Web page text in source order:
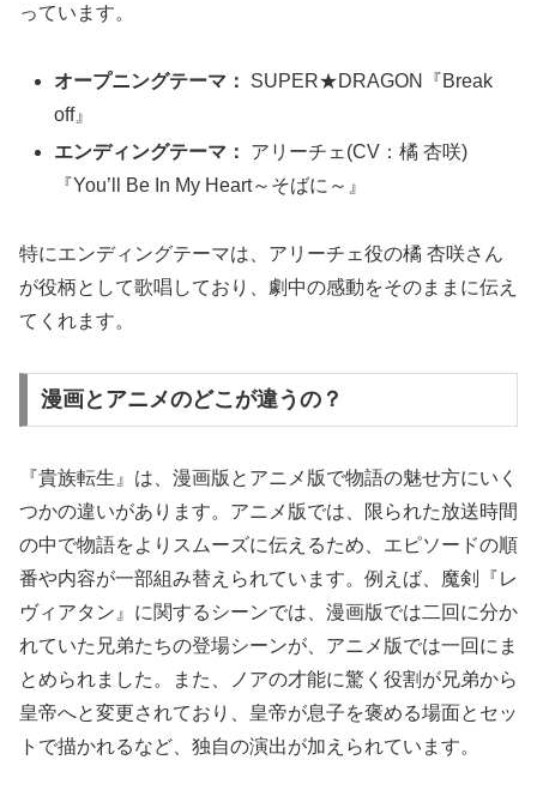
っています。
オープニングテーマ：
SUPER★DRAGON『Break
off』
エンディングテーマ：
アリーチェ(CV：橘 杏咲)
『You’ll Be In My Heart～そばに～』
特にエンディングテーマは、アリーチェ役の橘 杏咲さん
が役柄として歌唱しており、劇中の感動をそのままに伝え
てくれます。
漫画とアニメのどこが違うの？
『貴族転生』は、漫画版とアニメ版で物語の魅せ方にいく
つかの違いがあります。アニメ版では、限られた放送時間
の中で物語をよりスムーズに伝えるため、エピソードの順
番や内容が一部組み替えられています。例えば、魔剣『レ
ヴィアタン』に関するシーンでは、漫画版では二回に分か
れていた兄弟たちの登場シーンが、アニメ版では一回にま
とめられました。また、ノアの才能に驚く役割が兄弟から
皇帝へと変更されており、皇帝が息子を褒める場面とセッ
トで描かれるなど、独自の演出が加えられています。